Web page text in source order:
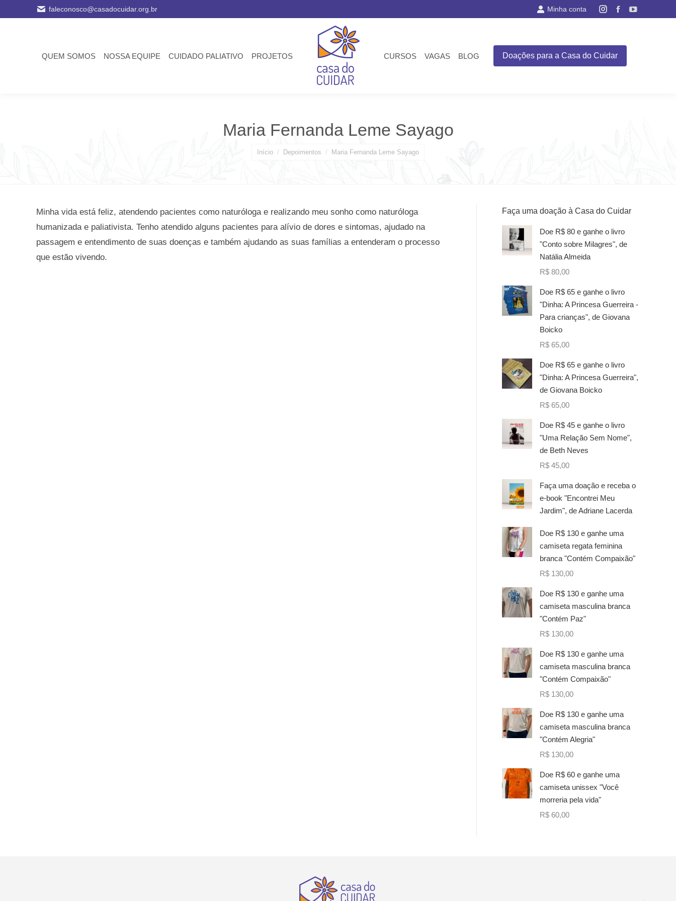
faleconosco@casadocuidar.org.br Minha conta
Instagram
in
new
Facebook
in
new
YouTube
QUEM SOMOS NOSSA EQUIPE CUIDADO PALIATIVO PROJETOS CURSOS VAGAS BLOG Doações para a Casa do Cuidar
Maria Fernanda Leme Sayago
Você está aqui:
Início Depoimentos Maria Fernanda Leme Sayago
Minha vida está feliz, atendendo pacientes como naturóloga e realizando meu sonho como naturóloga
humanizada e paliativista. Tenho atendido alguns pacientes para alívio de dores e sintomas, ajudado na
passagem e entendimento de suas doenças e também ajudando as suas famílias a entenderam o processo
que estão vivendo.
Faça uma doação à Casa do Cuidar
Doe R$ 80 e ganhe o livro
"Conto sobre Milagres", de
Natália Almeida
R$ 80,00
Doe R$ 65 e ganhe o livro
"Dinha: A Princesa Guerreira -
Para crianças", de Giovana
Boicko
R$ 65,00
Doe R$ 65 e ganhe o livro
"Dinha: A Princesa Guerreira",
de Giovana Boicko
R$ 65,00
Doe R$ 45 e ganhe o livro
"Uma Relação Sem Nome",
de Beth Neves
R$ 45,00
Faça uma doação e receba o
e-book "Encontrei Meu
Jardim", de Adriane Lacerda
Doe R$ 130 e ganhe uma
camiseta regata feminina
branca "Contém Compaixão"
R$ 130,00
Doe R$ 130 e ganhe uma
camiseta masculina branca
"Contém Paz"
R$ 130,00
Doe R$ 130 e ganhe uma
camiseta masculina branca
"Contém Compaixão"
R$ 130,00
Doe R$ 130 e ganhe uma
camiseta masculina branca
"Contém Alegria"
R$ 130,00
Doe R$ 60 e ganhe uma
camiseta unissex "Você
morreria pela vida"
R$ 60,00